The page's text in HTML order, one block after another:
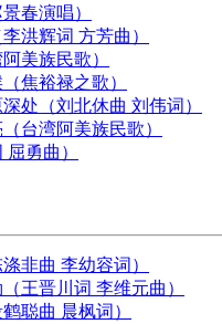
春演唱）
洪辉词 方芳曲）
美族民歌）
焦裕禄之歌）
处（刘北休曲 刘伟词）
台湾阿美族民歌）
勇曲）
非曲 李幼容词）
王晋川词 李维元曲）
聪曲 晨枫词）